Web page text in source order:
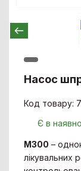
Насос
Код товару:
Є в
M300 –
лікувальних